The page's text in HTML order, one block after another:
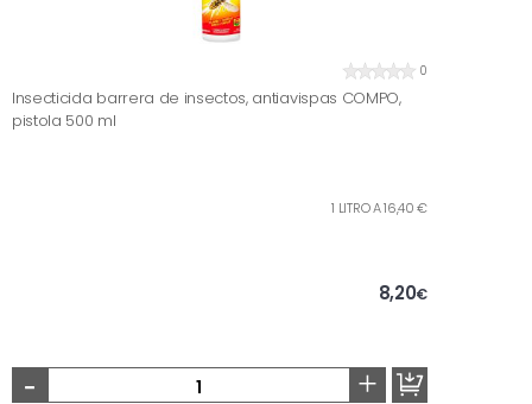
0
Insecticida barrera de insectos, antiavispas COMPO,
pistola 500 ml
1 LITRO A 16,40 €
8,20€
- +